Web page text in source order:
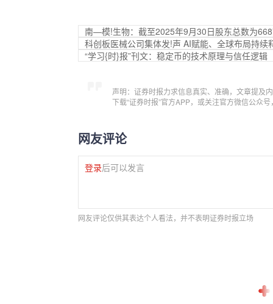
南—模!生物：截至2025年9月30日股东总数为
科创板医械公司集体发!声 AI赋能、全球布局持续
“学习{时}报”刊文：稳定币的技术原理与信任逻辑
声明：证券时报力求信息真实、准确，文章提及
下载“证券时报”官方APP，或关注官方微信公众
网友评论
登录后可以发言
网友评论仅供其表达个人看法，并不表明证券时报立场